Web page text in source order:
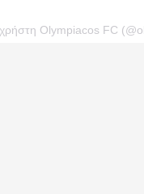
Olympiacos FC